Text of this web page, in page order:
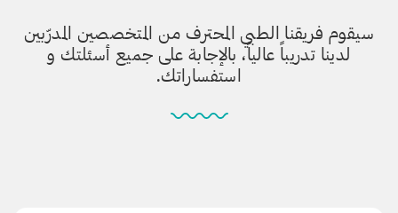
سيقوم فريقنا الطبي المحترف من المتخصصين المدرّبين
لدينا تدريباً عالياً، بالإجابة على جميع أسئلتك و
استفساراتك.